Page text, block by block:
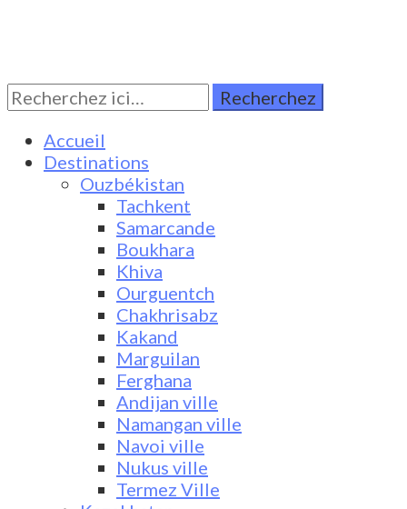
Turkestan Travel
Discover Central Asia
Rechercher:
Accueil
Destinations
Ouzbékistan
Tachkent
Samarcande
Boukhara
Khiva
Ourguentch
Chakhrisabz
Kakand
Marguilan
Ferghana
Andijan ville
Namangan ville
Navoi ville
Nukus ville
Termez Ville